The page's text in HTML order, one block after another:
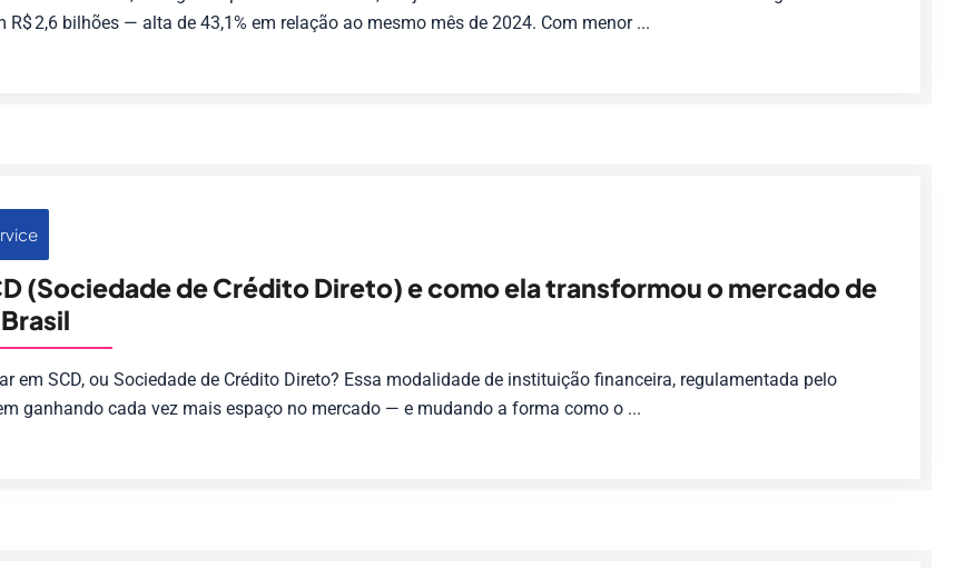
R$ 2,6 bilhões — alta de 43,1% em relação ao mesmo mês de 2024. Com menor ...
(Sociedade de Crédito Direto) e como ela transformou o mercado de
em SCD, ou Sociedade de Crédito Direto? Essa modalidade de instituição financeira, regulamentada pelo
ganhando cada vez mais espaço no mercado — e mudando a forma como o ...